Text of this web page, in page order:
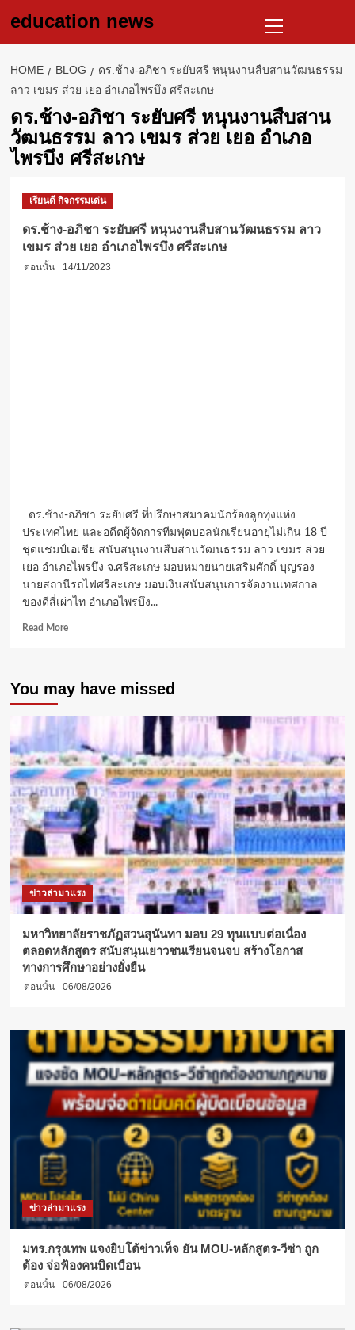
education news
Menu
HOME BLOG
ดร.ช้าง-อภิชา ระยับศรี หนุนงานสืบสานวัฒนธรรม
ลาว เขมร ส่วย เยอ อำเภอไพรบึง ศรีสะเกษ
ดร.ช้าง-อภิชา ระยับศรี หนุนงานสืบสาน
วัฒนธรรม ลาว เขมร ส่วย เยอ อำเภอ
ไพรบึง ศรีสะเกษ
เรียนดี กิจกรรมเด่น
ดร.ช้าง-อภิชา ระยับศรี หนุนงานสืบสานวัฒนธรรม ลาว
เขมร ส่วย เยอ อำเภอไพรบึง ศรีสะเกษ
ตอนนั้น 14/11/2023
ดร.ช้าง-อภิชา ระยับศรี ที่ปรึกษาสมาคมนักร้องลูกทุ่งแห่ง
ประเทศไทย และอดีตผู้จัดการทีมฟุตบอลนักเรียนอายุไม่เกิน 18 ปี
ชุดแชมป์เอเชีย สนับสนุนงานสืบสานวัฒนธรรม ลาว เขมร ส่วย
เยอ อำเภอไพรบึง จ.ศรีสะเกษ มอบหมายนายเสริมศักดิ์ บุญรอง
นายสถานีรถไฟศรีสะเกษ มอบเงินสนับสนุนการจัดงานเทศกาล
ของดีสี่เผ่าไท อำเภอไพรบึง...
Read MoreRead
อภิ
ชา
ระยับ
หนุน
งาน
สืบสาน
วัฒนธรรม
ลาว
เขมร
ส่วย
เยอ
อำเภอ
ไพรบึง
ศรีสะเกษ
You may have missed
ข่าวล่ามาแรง
มหาวิทยาลัยราชภัฏสวนสุนันทา มอบ 29 ทุนแบบต่อเนื่อง
ตลอดหลักสูตร สนับสนุนเยาวชนเรียนจนจบ สร้างโอกาส
ทางการศึกษาอย่างยั่งยืน
ตอนนั้น 06/08/2026
ข่าวล่ามาแรง
มทร.กรุงเทพ แจงยิบโต้ข่าวเท็จ ยัน MOU-หลักสูตร-วีซ่า ถูก
ต้อง จ่อฟ้องคนบิดเบือน
ตอนนั้น 06/08/2026